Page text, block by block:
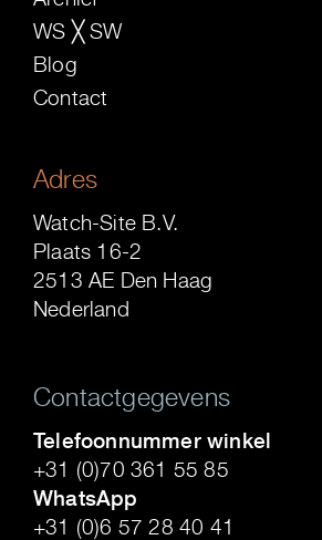
WS ╳ SW
Blog
Contact
Adres
Watch-Site B.V.
Plaats 16-2
2513 AE Den Haag
Nederland
Contactgegevens
Telefoonnummer winkel
+31 (0)70 361 55 85
WhatsApp
+31 (0)6 57 28 40 41